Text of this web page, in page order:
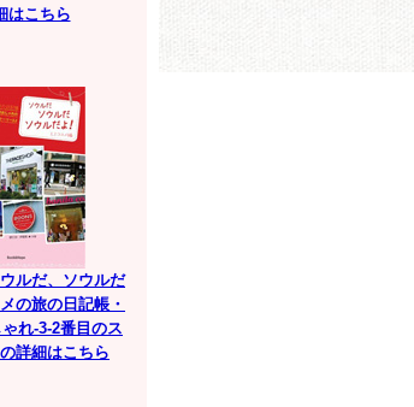
はこちら
ルだ、ソウルだ
の旅の日記帳・
れ-3-2番目のス
詳細はこちら